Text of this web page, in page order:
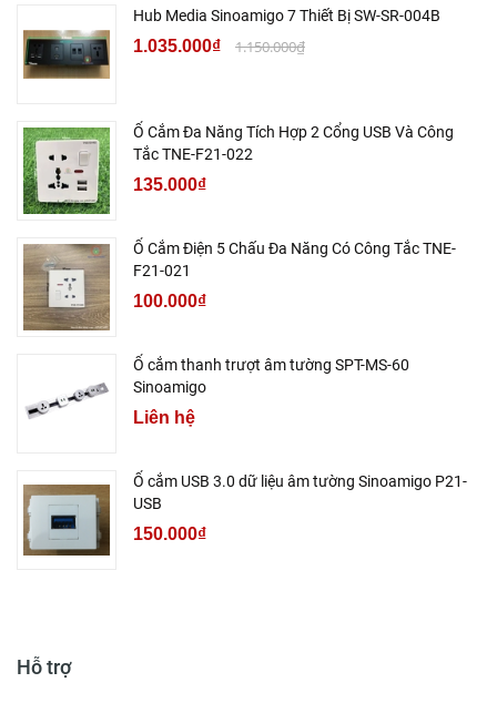
Hub Media Sinoamigo 7 Thiết Bị SW-SR-004B
1.035.000₫ 1.150.000₫
Ổ Cắm Đa Năng Tích Hợp 2 Cổng USB Và Công
Tắc TNE-F21-022
135.000₫
Ổ Cắm Điện 5 Chấu Đa Năng Có Công Tắc TNE-
F21-021
100.000₫
Ổ cắm thanh trượt âm tường SPT-MS-60
Sinoamigo
Liên hệ
Ổ cắm USB 3.0 dữ liệu âm tường Sinoamigo P21-
USB
150.000₫
Hỗ trợ